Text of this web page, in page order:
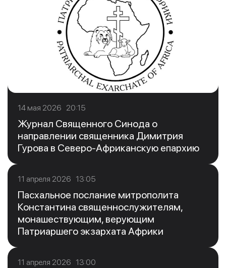
14 мая 2026 20:15
Журнал Священного Синода о
направлении священника Димитрия
Гурова в Северо-Африканскую епархию
11 апреля 2026 13:05
Пасхальное послание митрополита
Константина священнослужителям,
монашествующим, верующим
Патриаршего экзархата Африки
11 апреля 2026 13:00